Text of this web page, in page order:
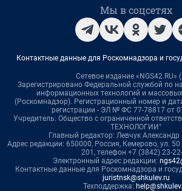
Мы в соцсетях
Контактные данные для Роскомнадзора и
Сетевое издание «NGS42.RU»
Зарегистрировано Федеральной службой по
информационных технологий и
(Роскомнадзор). Регистрационный номер и
регистрации - ЭЛ № ФС 77-78817 от
Учредитель: Общество с ограниченной
ТЕХНОЛОГИИ"
Главный редактор: Левчук
Адрес редакции: 650000, Россия, Кемерово, ул.
201, телефон +7 (3842) 23-
Электронный адрес редакции:
Контактные данные для Роскомнадзора и
juristnsk@shkulev.ru
Техподдержка: